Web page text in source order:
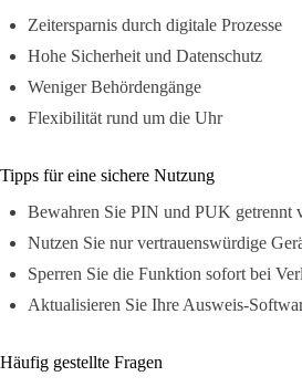
Zeitersparnis durch digitale Prozesse
Hohe Sicherheit und Datenschutz
Weniger Behördengänge
Flexibilität rund um die Uhr
Tipps für eine sichere Nutzung
Bewahren Sie PIN und PUK getrennt
Nutzen Sie nur vertrauenswürdige
Sperren Sie die Funktion sofort bei
Aktualisieren Sie Ihre Ausweis-
Häufig gestellte Fragen